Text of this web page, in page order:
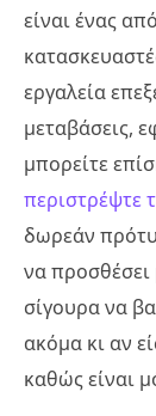
είναι ένας
εργαλεία
μεταβάσεις,
μπορείτε
περιστρέψτε
δωρεάν
να
σίγουρα να
ακόμα κι αν
καθώς είναι